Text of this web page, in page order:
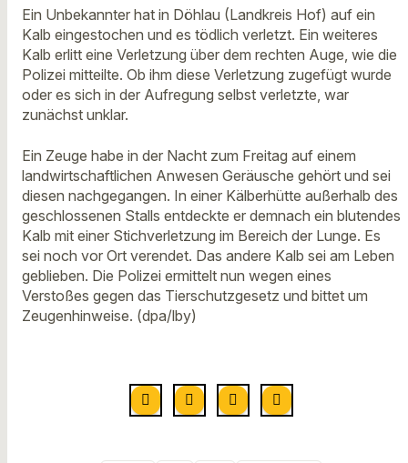
Ein Unbekannter hat in Döhlau (Landkreis Hof) auf ein
Kalb eingestochen und es tödlich verletzt. Ein weiteres
Kalb erlitt eine Verletzung über dem rechten Auge, wie die
Polizei mitteilte. Ob ihm diese Verletzung zugefügt wurde
oder es sich in der Aufregung selbst verletzte, war
zunächst unklar.
Ein Zeuge habe in der Nacht zum Freitag auf einem
landwirtschaftlichen Anwesen Geräusche gehört und sei
diesen nachgegangen. In einer Kälberhütte außerhalb des
geschlossenen Stalls entdeckte er demnach ein blutendes
Kalb mit einer Stichverletzung im Bereich der Lunge. Es
sei noch vor Ort verendet. Das andere Kalb sei am Leben
geblieben. Die Polizei ermittelt nun wegen eines
Verstoßes gegen das Tierschutzgesetz und bittet um
Zeugenhinweise. (dpa/lby)